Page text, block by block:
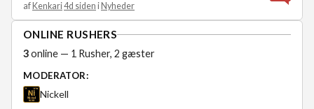
af Kenkari4d siden i Nyheder
ONLINE RUSHERS
3online — 1 Rusher, 2 gæster
MODERATOR:
Nickell